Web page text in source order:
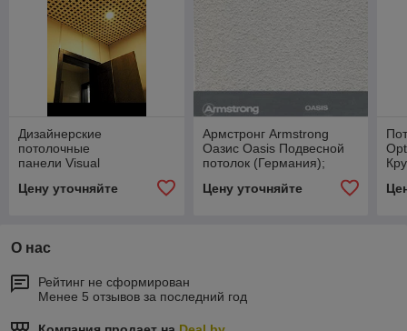
Дизайнерские
потолочные
панели Visual
Вижуал)
Цену уточняйте
Армстронг Armstrong
Оазис Oasis Подвесной
потолок (Германия);
Беларуси
Цену уточняйте
О нас
Рейтинг не сформирован
Менее 5 отзывов за последний год